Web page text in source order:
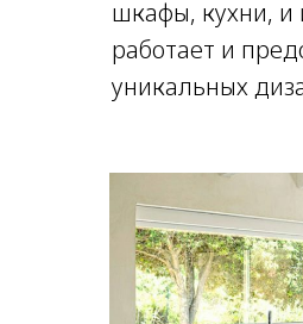
шкафы, кухни, и
работает и
уникальных